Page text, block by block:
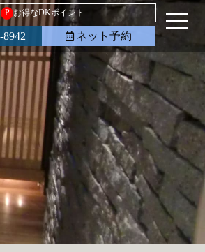
P お得なDKポイント
8942 ネット予約